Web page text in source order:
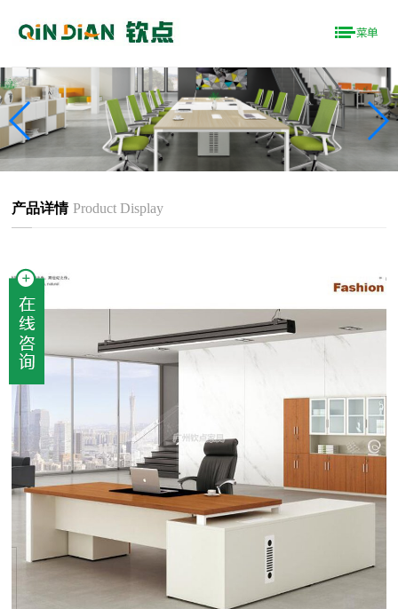
产品详情 Product Display